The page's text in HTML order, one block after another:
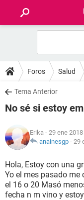
FOROS
SALUD
NUTRICIÓN
BIENESTAR
SEXUALIDAD
Foros Salud
Tema Anterior
No sé si estoy
Erika - 29 ene
anainesgp - 29
Hola, Estoy con una
Yo el mes pasado
el 16 o 20 Masó
fecha n m vino y